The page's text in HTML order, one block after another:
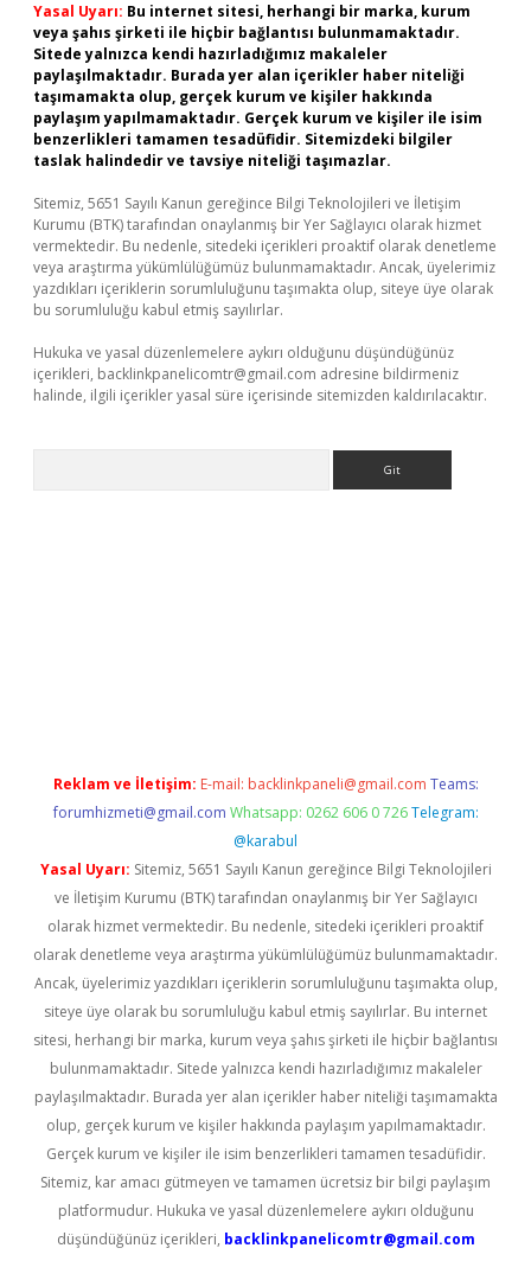
Yasal Uyarı: Bu internet sitesi, herhangi bir marka, kurum
veya şahıs şirketi ile hiçbir bağlantısı bulunmamaktadır.
Sitede yalnızca kendi hazırladığımız makaleler
paylaşılmaktadır. Burada yer alan içerikler haber niteliği
taşımamakta olup, gerçek kurum ve kişiler hakkında
paylaşım yapılmamaktadır. Gerçek kurum ve kişiler ile isim
benzerlikleri tamamen tesadüfidir. Sitemizdeki bilgiler
taslak halindedir ve tavsiye niteliği taşımazlar.
Sitemiz, 5651 Sayılı Kanun gereğince Bilgi Teknolojileri ve İletişim
Kurumu (BTK) tarafından onaylanmış bir Yer Sağlayıcı olarak hizmet
vermektedir. Bu nedenle, sitedeki içerikleri proaktif olarak denetleme
veya araştırma yükümlülüğümüz bulunmamaktadır. Ancak, üyelerimiz
yazdıkları içeriklerin sorumluluğunu taşımakta olup, siteye üye olarak
bu sorumluluğu kabul etmiş sayılırlar.
Hukuka ve yasal düzenlemelere aykırı olduğunu düşündüğünüz
içerikleri, backlinkpanelicomtr@gmail.com adresine bildirmeniz
halinde, ilgili içerikler yasal süre içerisinde sitemizden kaldırılacaktır.
Reklam ve İletişim: E-mail: backlinkpaneli@gmail.com Teams:
forumhizmeti@gmail.com Whatsapp: 0262 606 0 726 Telegram:
@karabul
Yasal Uyarı: Sitemiz, 5651 Sayılı Kanun gereğince Bilgi Teknolojileri
ve İletişim Kurumu (BTK) tarafından onaylanmış bir Yer Sağlayıcı
olarak hizmet vermektedir. Bu nedenle, sitedeki içerikleri proaktif
olarak denetleme veya araştırma yükümlülüğümüz bulunmamaktadır.
Ancak, üyelerimiz yazdıkları içeriklerin sorumluluğunu taşımakta olup,
siteye üye olarak bu sorumluluğu kabul etmiş sayılırlar. Bu internet
sitesi, herhangi bir marka, kurum veya şahıs şirketi ile hiçbir bağlantısı
bulunmamaktadır. Sitede yalnızca kendi hazırladığımız makaleler
paylaşılmaktadır. Burada yer alan içerikler haber niteliği taşımamakta
olup, gerçek kurum ve kişiler hakkında paylaşım yapılmamaktadır.
Gerçek kurum ve kişiler ile isim benzerlikleri tamamen tesadüfidir.
Sitemiz, kar amacı gütmeyen ve tamamen ücretsiz bir bilgi paylaşım
platformudur. Hukuka ve yasal düzenlemelere aykırı olduğunu
düşündüğünüz içerikleri, backlinkpanelicomtr@gmail.com